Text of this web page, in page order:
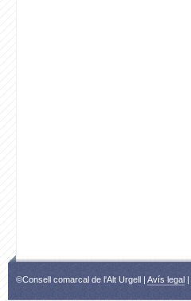
©Consell comarcal de l'Alt Urgell | Avís legal |